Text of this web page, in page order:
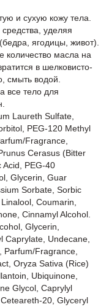
и сухую кожу тела.
уделяя
ягодицы, живот).
масла на
в шелковисто-
смыть водой.
все тело для
Laureth Sulfate,
PEG-120 Methyl
Fragrance,
Cerasus (Bitter
Acid, PEG-40
Glycerin, Guar
Sorbate, Sorbic
Coumarin,
Cinnamyl Alcohol.
Glycerin,
Caprylate, Undecane,
Parfum/Fragrance,
Oryza Sativa (Rice)
Ubiquinone,
Glycol, Caprylyl
20, Glyceryl